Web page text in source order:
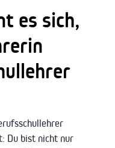
es sich,
Du bist nicht nur